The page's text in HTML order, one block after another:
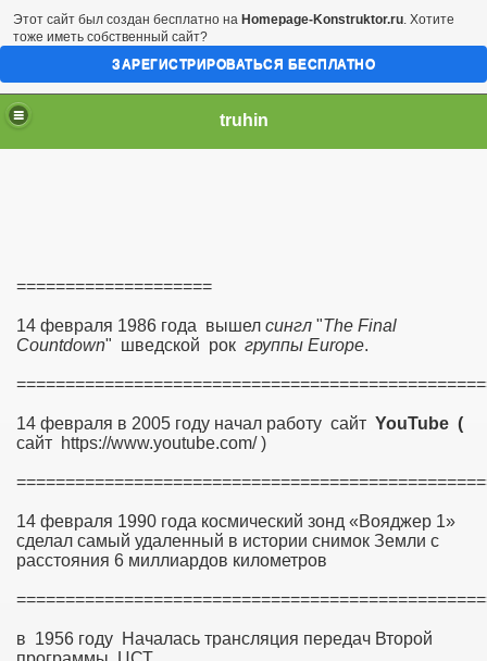
truhin
====================
14 февраля 1986 года вышел сингл "The Final
Countdown" шведской рок группы Europe.
14 февраля в 2005 году начал работу сайт YouTube (
сайт https://www.youtube.com/ )
14 февраля 1990 года космический зонд «Вояджер 1»
сделал самый удаленный в истории снимок Земли с
расстояния 6 миллиардов километров
в 1956 году Началась трансляция передач Второй
Этот сайт был создан бесплатно на Homepage-Konstruktor.ru. Хотите
тоже иметь собственный сайт?
ЗАРЕГИСТРИРОВАТЬСЯ БЕСПЛАТНО